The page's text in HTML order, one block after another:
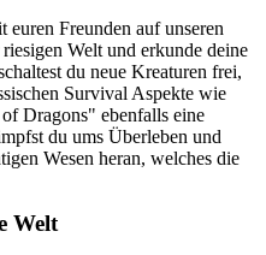
Freunden auf unseren
Welt und erkunde deine
du neue Kreaturen frei,
Survival Aspekte wie
Dragons" ebenfalls eine
du ums Überleben und
Wesen heran, welches die
Welt